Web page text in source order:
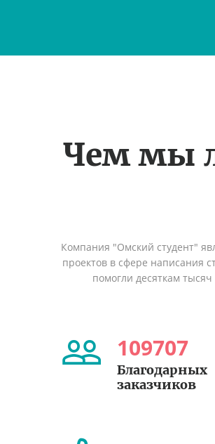
Чем мы
Компания "Омский студент"
проектов в сфере написания
помогли десяткам
109707
Благодарных
заказчиков